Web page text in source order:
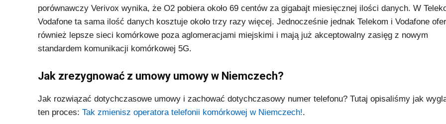
porównawczy Verivox wynika, że O2 pobiera około 69 centów za gigabajt miesięcznej ilości danych. W
Vodafone ta sama ilość danych kosztuje około trzy razy więcej. Jednocześnie jednak Telekom i Vodafone
również lepsze sieci komórkowe poza aglomeracjami miejskimi i mają już akceptowalny zasięg z nowym
standardem komunikacji komórkowej 5G.
Jak zrezygnować z umowy umowy w Niemczech?
Jak rozwiązać dotychczasowe umowy i zachować dotychczasowy numer telefonu? Tutaj opisaliśmy jak
ten proces: Tak zmienisz operatora telefonii komórkowej w Niemczech!.